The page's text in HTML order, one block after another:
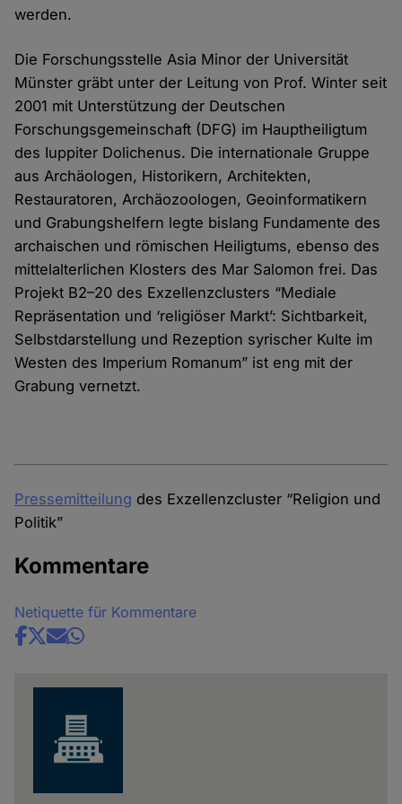
werden.
Die Forschungsstelle Asia Minor der Universität
Münster gräbt unter der Leitung von Prof. Winter seit
2001 mit Unterstützung der Deutschen
Forschungsgemeinschaft (DFG) im Hauptheiligtum
des Iuppiter Dolichenus. Die internationale Gruppe
aus Archäologen, Historikern, Architekten,
Restauratoren, Archäozoologen, Geoinformatikern
und Grabungshelfern legte bislang Fundamente des
archaischen und römischen Heiligtums, ebenso des
mittelalterlichen Klosters des Mar Salomon frei. Das
Projekt B2–20 des Exzellenzclusters “Mediale
Repräsentation und ‘religiöser Markt’: Sichtbarkeit,
Selbstdarstellung und Rezeption syrischer Kulte im
Westen des Imperium Romanum” ist eng mit der
Grabung vernetzt.
Pressemitteilung des Exzellenzcluster “Religion und
Politik”
Kommentare
Netiquette für Kommentare
Share